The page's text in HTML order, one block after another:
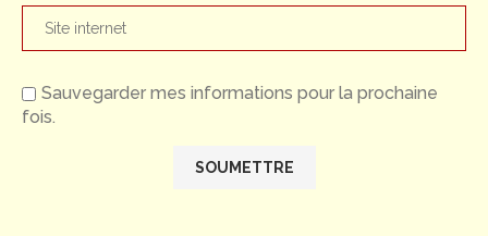
Sauvegarder mes informations pour la prochaine
fois.